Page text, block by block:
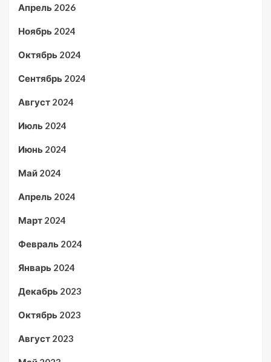
Апрель 2026
Ноябрь 2024
Октябрь 2024
Сентябрь 2024
Август 2024
Июль 2024
Июнь 2024
Май 2024
Апрель 2024
Март 2024
Февраль 2024
Январь 2024
Декабрь 2023
Октябрь 2023
Август 2023